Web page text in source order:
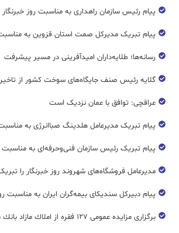
پیام رئیس سازمان راهداری به مناسبت روز خبرنگار
پیام تبریک مدیرکل صمت استان قزوین به مناسبت
رسانه‌ها؛ طلایه‌داران امیدآفرینی در مسیر پیشرفت
گلایه رئیس صنف جایگاه‌های سوخت کشور از تاخیر ۵ ماهه حق العمل ها
عراقچی: توافق با عمان نزدیک است
پیام تبریک مدیرعامل هلدینگ صباانرژی به مناسبت
پیام تبریک رئیس سازمان فنی‌و‌حرفه‌ای به مناسبت
مدیرعامل فروشگاه‌های شهروند روز خبرنگار را
پیام دبیرکل سندیکای بیمه‌گران ایران به مناسبت
برگزاری مزایده عمومی ۱۲۷ فقره از املاك مازاد بانك ملت